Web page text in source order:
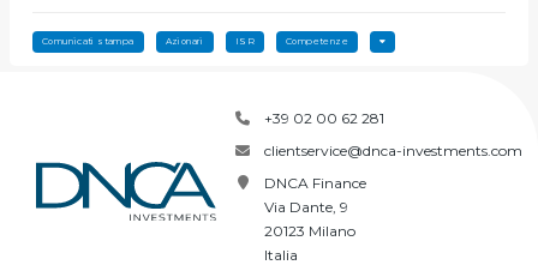
Comunicati stampa Azionari ISR Competenze
+39 02 00 62 281
clientservice@dnca-investments.com
DNCA Finance
Via Dante, 9
20123 Milano
Italia